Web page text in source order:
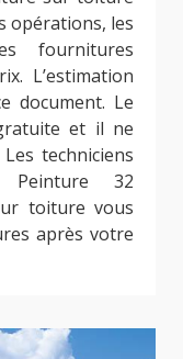
opérations, les
fournitures
L’estimation
document. Le
et il ne
techniciens
Peinture 32
toiture vous
après votre